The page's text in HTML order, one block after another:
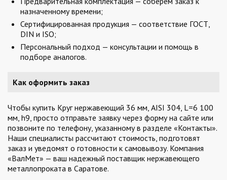
назначенному времени;
Сертифицированная продукция — соответствие ГОСТ,
DIN и ISO;
Персональный подход — консультации и помощь в
подборе аналогов.
Как оформить заказ
Чтобы купить Круг нержавеющий 36 мм, AISI 304, L=6 100
мм, h9, просто отправьте заявку через форму на сайте или
позвоните по телефону, указанному в разделе «Контакты».
Наши специалисты рассчитают стоимость, подготовят
заказ и уведомят о готовности к самовывозу. Компания
«ВалМет» — ваш надежный поставщик нержавеющего
металлопроката в Саратове.